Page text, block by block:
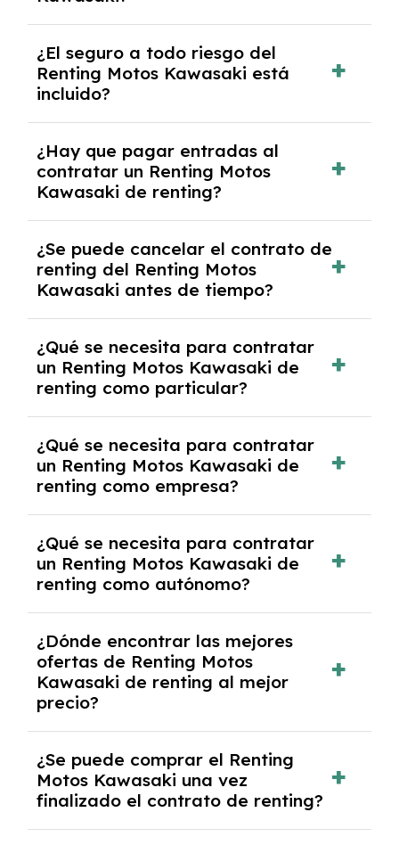
coche, renovarlo por uno nuevo o, en algunos
casos, comprarlo a un precio previamente
acordado.
¿El seguro a todo riesgo del
Renting Motos Kawasaki está
incluido?
Motos Kawasaki con el seguro a todo riesgo
sin franquicia incluido dentro de las cuotas
mensuales.
¿Hay que pagar entradas al
contratar un Renting Motos
Kawasaki de renting?
tendrás que pagar ningún tipo de entrada
salvo en casos que lo exija el proveedor
debido al resultado del estudio de viabilidad
económica.
¿Se puede cancelar el contrato de
renting del Renting Motos
Kawasaki antes de tiempo?
pero puede haber penalizaciones por
cancelación anticipada. Es importante revisar
las condiciones del contrato y hablar con un
experto que te asesore.
¿Qué se necesita para contratar
un Renting Motos Kawasaki de
renting como particular?
y, en algunos casos, una consulta de solvencia
crediticia y un pago inicial.
¿Qué se necesita para contratar
un Renting Motos Kawasaki de
renting como empresa?
documentación financiera y, en algunos
casos, un informe de solvencia de la empresa
y un pago inicial.
¿Qué se necesita para contratar
un Renting Motos Kawasaki de
renting como autónomo?
autónomos, justificante de ingresos y, en
algunos casos, un informe fiscal y un pago
inicial.
¿Dónde encontrar las mejores
ofertas de Renting Motos
Kawasaki de renting al mejor
precio?
mejores ofertas de vehículos de renting con
todos los gastos incluidos y sin pagar
entradas.
¿Se puede comprar el Renting
Motos Kawasaki una vez
finalizado el contrato de renting?